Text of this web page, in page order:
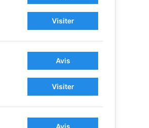
Visiter
Avis
Visiter